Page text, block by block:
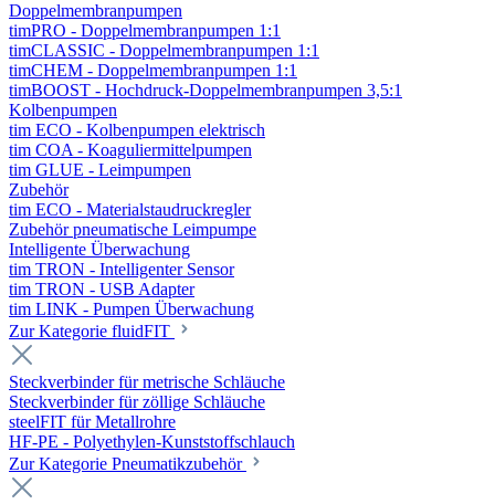
Doppelmembranpumpen
timPRO - Doppelmembranpumpen 1:1
timCLASSIC - Doppelmembranpumpen 1:1
timCHEM - Doppelmembranpumpen 1:1
timBOOST - Hochdruck-Doppelmembranpumpen 3,5:1
Kolbenpumpen
tim ECO - Kolbenpumpen elektrisch
tim COA - Koaguliermittelpumpen
tim GLUE - Leimpumpen
Zubehör
tim ECO - Materialstaudruckregler
Zubehör pneumatische Leimpumpe
Intelligente Überwachung
tim TRON - Intelligenter Sensor
tim TRON - USB Adapter
tim LINK - Pumpen Überwachung
Zur Kategorie fluidFIT
Steckverbinder für metrische Schläuche
Steckverbinder für zöllige Schläuche
steelFIT für Metallrohre
HF-PE - Polyethylen-Kunststoffschlauch
Zur Kategorie Pneumatikzubehör